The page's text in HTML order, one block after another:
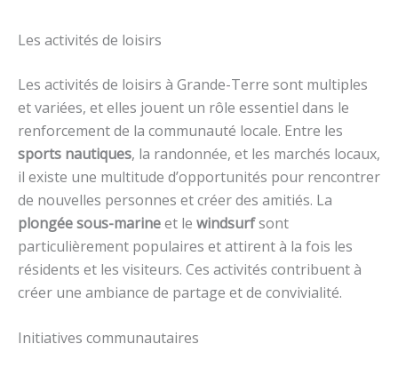
Les activités de loisirs
Les activités de loisirs à Grande-Terre sont multiples
et variées, et elles jouent un rôle essentiel dans le
renforcement de la communauté locale. Entre les
sports nautiques, la randonnée, et les marchés locaux,
il existe une multitude d’opportunités pour rencontrer
de nouvelles personnes et créer des amitiés. La
plongée sous-marineet le windsurfsont
particulièrement populaires et attirent à la fois les
résidents et les visiteurs. Ces activités contribuent à
créer une ambiance de partage et de convivialité.
Initiatives communautaires